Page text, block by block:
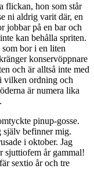
flickan, hon som står
ni aldrig varit där, en
jobbar på en bar och
kan behålla spriten.
bor i en liten
konservöppnare
och är alltså inte med
vilken ordning och
är numera lika
pinup-gosse.
befinner mig.
i oktober. Jag
sjuttiofem år gammal!
sextio år och tre